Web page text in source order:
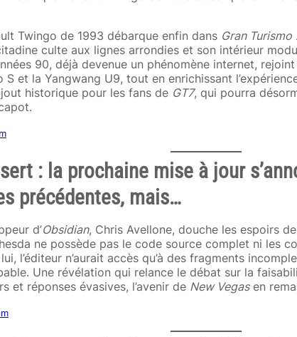
Twingo de 1993 débarque enfin dans Gran Turismo
culte aux lignes arrondies et son intérieur
90, déjà devenue un phénomène internet,
S et la Yangwang U9, tout en enrichissant
historique pour les fans de GT7, qui pourra
: la prochaine mise à jour
précédentes, mais…
d’Obsidian, Chris Avellone, douche les espoirs
ne possède pas le code source complet ni les
l’éditeur n’aurait accès qu’à des fragments
Une révélation qui relance le débat sur la
et réponses évasives, l’avenir de New Vegasen